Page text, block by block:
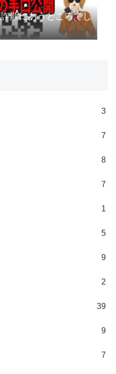
欺にあうところでし
3
7
8
7
1
5
9
2
39
9
7